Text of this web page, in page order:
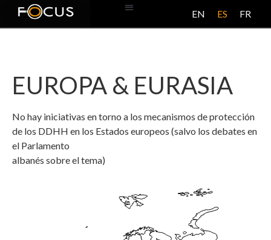
EN ES FR
EUROPA & EURASIA
No hay iniciativas en torno a los mecanismos de protección
de los DDHH en los Estados europeos (salvo los debates en
el Parlamento
albanés sobre el tema)